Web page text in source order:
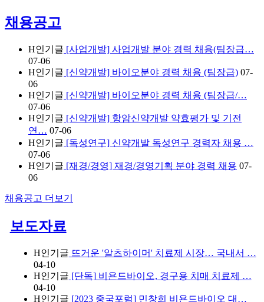
채용공고
H인기글 [사업개발] 사업개발 분야 경력 채용(팀장급…
07-06
H인기글 [신약개발] 바이오분야 경력 채용 (팀장급) 07-
06
H인기글 [신약개발] 바이오분야 경력 채용 (팀장급/…
07-06
H인기글 [신약개발] 항암신약개발 약효평가 및 기전
연… 07-06
H인기글 [독성연구] 신약개발 독성연구 경력자 채용 …
07-06
H인기글 [재경/경영] 재경/경영기획 분야 경력 채용 07-
06
채용공고 더보기
보도자료
H인기글 뜨거운 '알츠하이머' 치료제 시장… 국내서 …
04-10
H인기글 [단독] 비욘드바이오, 경구용 치매 치료제 …
04-10
H인기글 [2023 중국포럼] 민창희 비욘드바이오 대…